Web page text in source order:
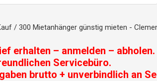
/ 300 Mietanhänger günstig mieten -
erhalten – anmelden – abholen.
Servicebüro.
brutto + unverbindlich an